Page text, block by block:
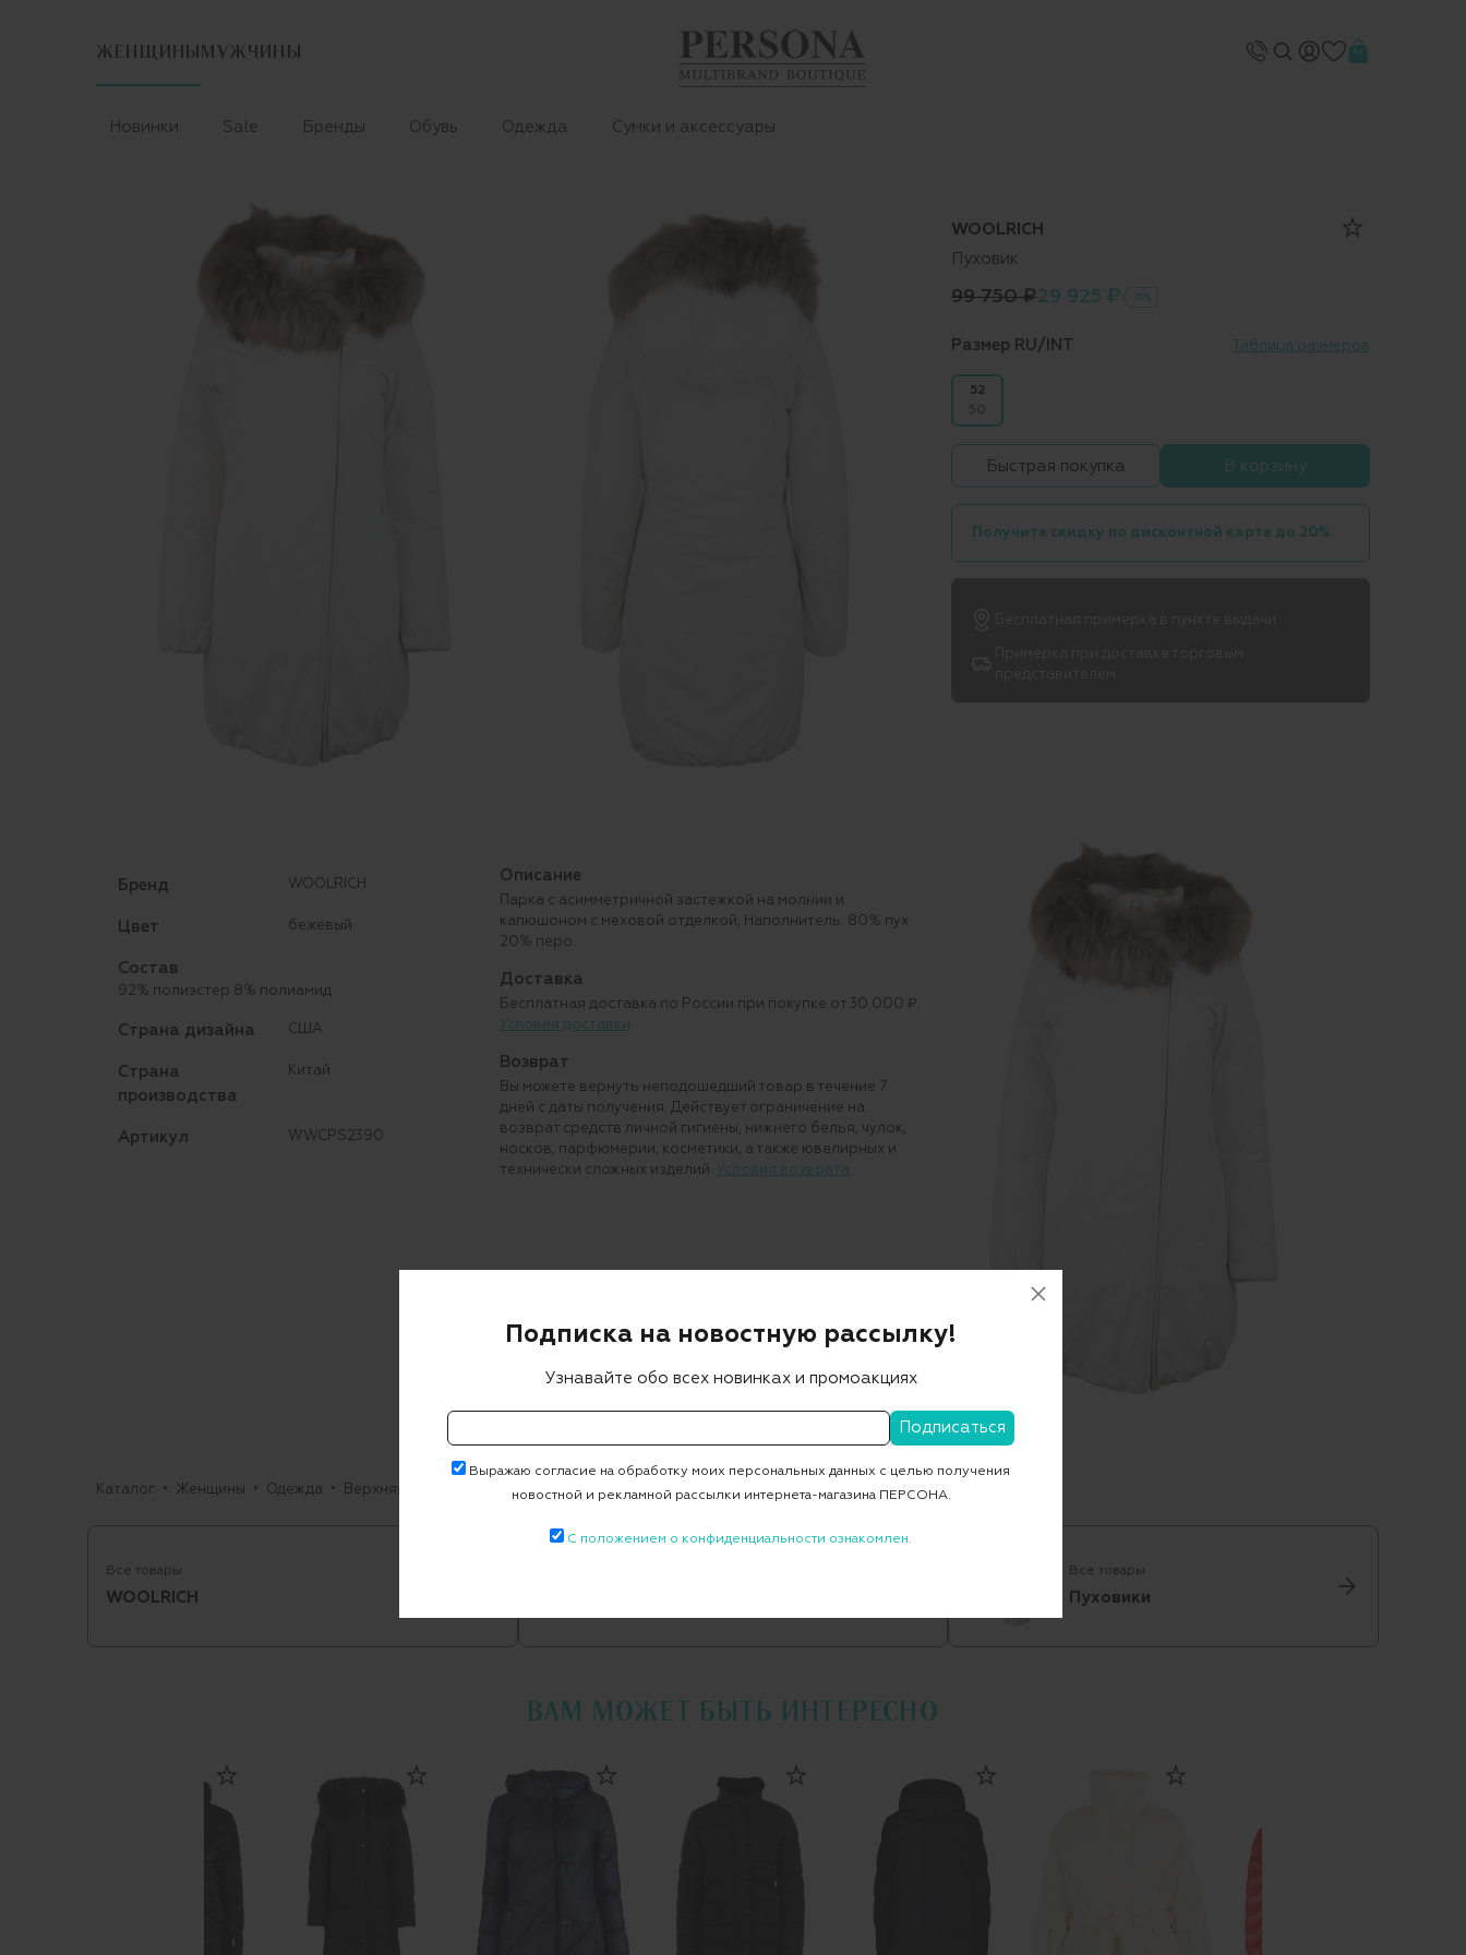
ЖЕНЩИНЫ МУЖЧИНЫ
Новинки Sale Бренды Обувь Одежда Сумки и аксессуары
WOOLRICH
Пуховик
99 750 ₽29 925 ₽ -70%
Размер RU/INT Таблица размеров
52
50
Быстрая покупка В корзину
Получите скидку по дисконтной карте до 20%
Бренд WOOLRICH
Цвет бежевый
Состав
92% полиэстер 8% полиамид
Страна дизайна США
Страна
производства
Китай
Артикул WWCPS2390
Описание
Парка с асимметричной застежкой на молнии и
капюшоном с меховой отделкой, Наполнитель: 80% пух
20% перо.
Доставка
Бесплатная доставка по России при покупке от 30 000 ₽.
Условия доставки
Возврат
Вы можете вернуть неподошедший товар в течение 7
дней с даты получения. Действует ограничение на
возврат средств личной гигиены, нижнего белья, чулок,
носков, парфюмерии, косметики, а также ювелирных и
технически сложных изделий. Условия возврата
Каталог Женщины Одежда Верхняя одежда Пуховик
Все товары
WOOLRICH
Все товары
Пуховики
ВАМ МОЖЕТ БЫТЬ ИНТЕРЕСНО
Подписка на новостную рассылку!
Узнавайте обо всех новинках и промоакциях
Выражаю согласие на обработку моих персональных данных с целью получения
новостной и рекламной рассылки интернета-магазина ПЕРСОНА.
С положением о конфиденциальности ознакомлен.